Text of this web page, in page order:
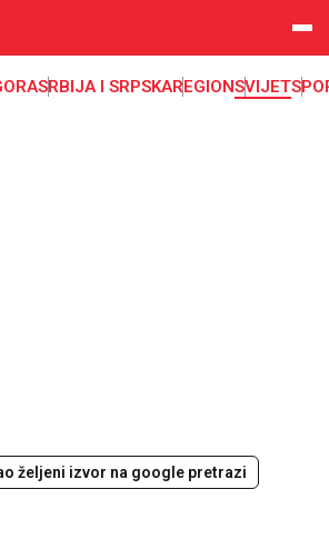
SRBIJA I SRPSKAREGIONSVIJET
željeni izvor na google pretrazi